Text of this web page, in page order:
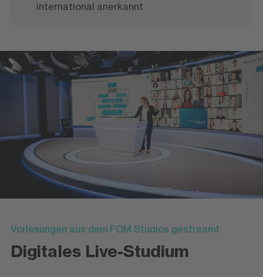
international anerkannt
Vorlesungen aus dem FOM Studios gestreamt
Digitales Live-Studium